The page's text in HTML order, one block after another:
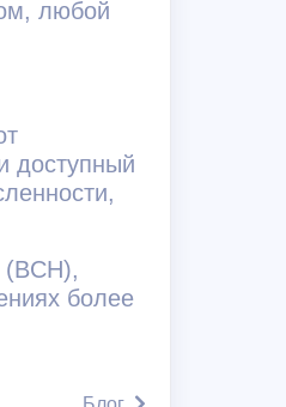
любой
доступный
более